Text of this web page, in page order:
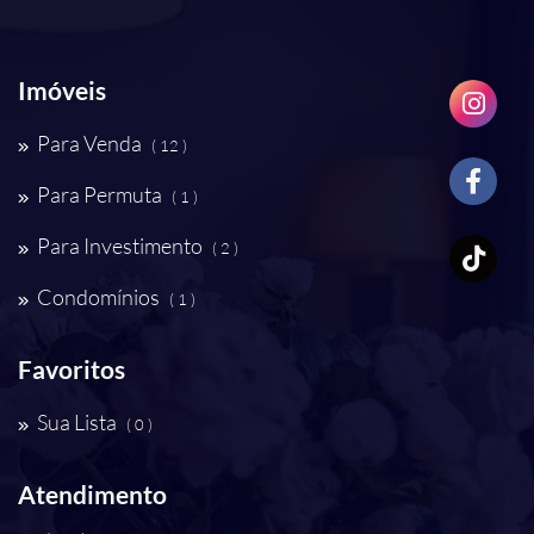
Imóveis
Para Venda ( 12 )
Para Permuta ( 1 )
Para Investimento ( 2 )
Condomínios ( 1 )
Favoritos
Sua Lista ( 0 )
Atendimento